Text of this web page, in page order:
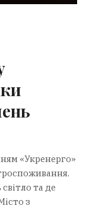
«Укренерго»
та де
з